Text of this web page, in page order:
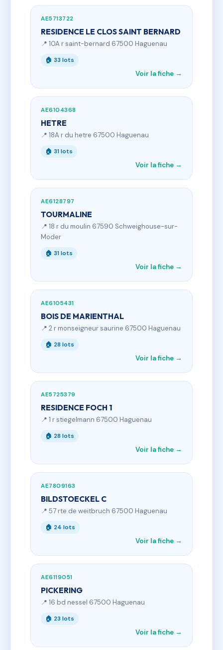
AE5713722
RESIDENCE LE CLOS SAINT BERNARD
📍 10A r saint-bernard 67500 Haguenau
🏠 33 lots
Voir la fiche →
AE6104368
HETRE
📍 18A r du hetre 67500 Haguenau
🏠 31 lots
Voir la fiche →
AE6128797
TOURMALINE
📍 18 r du moulin 67590 Schweighouse-sur-
Moder
🏠 31 lots
Voir la fiche →
AE6105431
BOIS DE MARIENTHAL
📍 2 r monseigneur saurine 67500 Haguenau
🏠 28 lots
Voir la fiche →
AE5725379
RESIDENCE FOCH 1
📍 1 r stiegelmann 67500 Haguenau
🏠 28 lots
Voir la fiche →
AE7809163
BILDSTOECKEL C
📍 57 rte de weitbruch 67500 Haguenau
🏠 24 lots
Voir la fiche →
AE6119051
PICKERING
📍 16 bd nessel 67500 Haguenau
🏠 23 lots
Voir la fiche →